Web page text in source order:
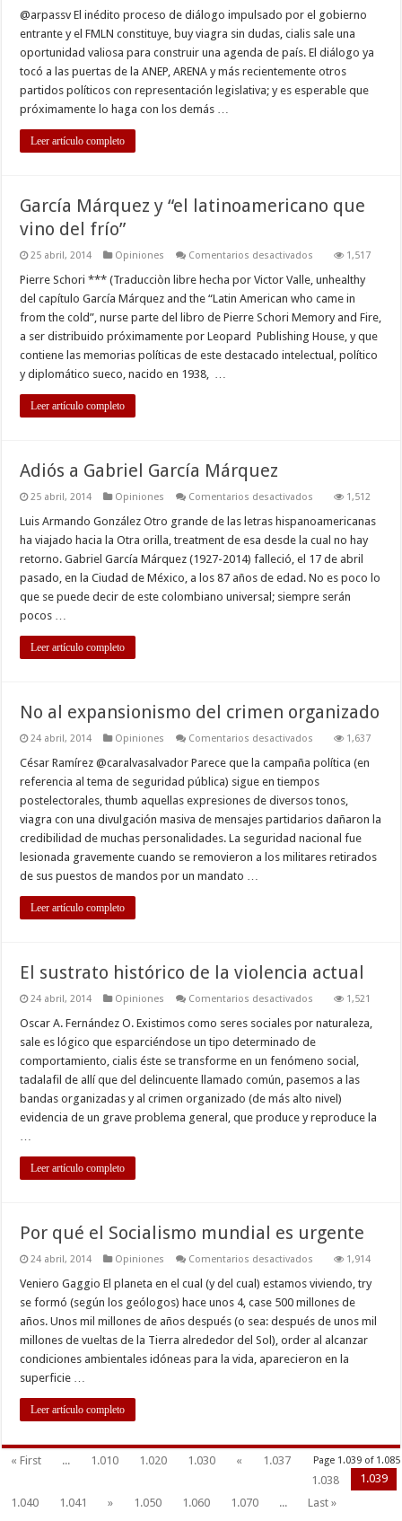
del
diálogo
@arpassv El inédito proceso de diálogo impulsado por el gobierno
entrante y el FMLN constituye, buy viagra sin dudas, cialis sale una
oportunidad valiosa para construir una agenda de país. El diálogo ya
tocó a las puertas de la ANEP, ARENA y más recientemente otros
partidos políticos con representación legislativa; y es esperable que
próximamente lo haga con los demás …
Leer artículo completo
García Márquez y “el latinoamericano que
vino del frío”
25 abril, 2014 Opiniones Comentarios desactivados
Márquez
“el
latinoamericano
que
vino
frío”
1,517
Pierre Schori *** (Traducciòn libre hecha por Victor Valle, unhealthy
del capítulo García Márquez and the “Latin American who came in
from the cold”, nurse parte del libro de Pierre Schori Memory and Fire,
a ser distribuido próximamente por Leopard Publishing House, y que
contiene las memorias políticas de este destacado intelectual, político
y diplomático sueco, nacido en 1938, …
Leer artículo completo
Adiós a Gabriel García Márquez
25 abril, 2014 Opiniones Comentarios desactivados
a
García
Márquez
1,512
Luis Armando González Otro grande de las letras hispanoamericanas
ha viajado hacia la Otra orilla, treatment de esa desde la cual no hay
retorno. Gabriel García Márquez (1927-2014) falleció, el 17 de abril
pasado, en la Ciudad de México, a los 87 años de edad. No es poco lo
que se puede decir de este colombiano universal; siempre serán
pocos …
Leer artículo completo
No al expansionismo del crimen organizado
24 abril, 2014 Opiniones Comentarios desactivados
al
expansionismo
del
crimen
organizado
1,637
César Ramírez @caralvasalvador Parece que la campaña política (en
referencia al tema de seguridad pública) sigue en tiempos
postelectorales, thumb aquellas expresiones de diversos tonos,
viagra con una divulgación masiva de mensajes partidarios dañaron la
credibilidad de muchas personalidades. La seguridad nacional fue
lesionada gravemente cuando se removieron a los militares retirados
de sus puestos de mandos por un mandato …
Leer artículo completo
El sustrato histórico de la violencia actual
24 abril, 2014 Opiniones Comentarios desactivados
sustrato
de
la
violencia
actual
1,521
Oscar A. Fernández O. Existimos como seres sociales por naturaleza,
sale es lógico que esparciéndose un tipo determinado de
comportamiento, cialis éste se transforme en un fenómeno social,
tadalafil de allí que del delincuente llamado común, pasemos a las
bandas organizadas y al crimen organizado (de más alto nivel)
evidencia de un grave problema general, que produce y reproduce la
…
Leer artículo completo
Por qué el Socialismo mundial es urgente
24 abril, 2014 Opiniones Comentarios desactivados
qué
Socialismo
mundial
es
urgente
1,914
Veniero Gaggio El planeta en el cual (y del cual) estamos viviendo, try
se formó (según los geólogos) hace unos 4, case 500 millones de
años. Unos mil millones de años después (o sea: después de unos mil
millones de vueltas de la Tierra alrededor del Sol), order al alcanzar
condiciones ambientales idóneas para la vida, aparecieron en la
superficie …
Leer artículo completo
Page 1.039 of 1.085
« First ... 1.010 1.020 1.030 «
1.037
1.038
1.039
1.040
1.041 » 1.050 1.060 1.070 ... Last »